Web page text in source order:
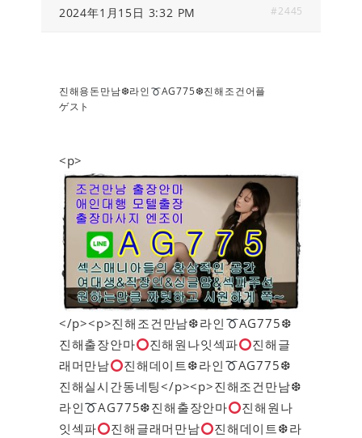
2024年1月15日 3:32 PM #2445
진해용돈만남❆라인
AG775❆진해조건어플
ゲスト
<p>
</p><p>진해조건만남❆라인
AG775❆
진해출장안마​​​​​​​
진해원나잇섹파​​​​​​​
진해글
래머만남
진해데이트❆라인
AG775❆
진해실시간동네팅</p><p>진해조건만남❆
라인
AG775❆진해출장안마​​​​​​​
진해원나
잇섹파​​​​​​​
진해글래머만남
진해데이트❆라